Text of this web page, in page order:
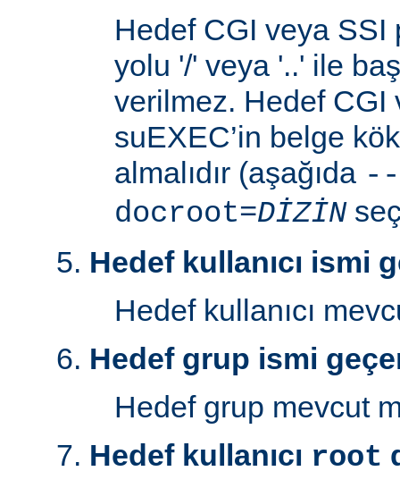
Hedef CGI veya SSI
yolu '/' veya '..' ile
verilmez. Hedef CGI
suEXEC’in belge
almalıdır (aşağıda
docroot=DİZİN
Hedef kullanıcı ismi
Hedef kullanıcı
Hedef grup ismi
Hedef grup mevcut
Hedef kullanıcı root